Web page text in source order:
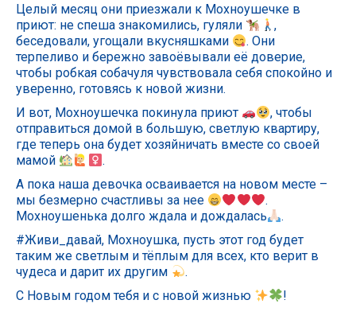
Целый месяц они приезжали к Мохноушечке в
приют: не спеша знакомились, гуляли
,
беседовали, угощали вкусняшками
. Они
терпеливо и бережно завоёвывали её доверие,
чтобы робкая собачуля чувствовала себя спокойно и
уверенно, готовясь к новой жизни.
И вот, Мохноушечка покинула приют
, чтобы
отправиться домой в большую, светлую квартиру,
где теперь она будет хозяйничать вместе со своей
мамой
.
А пока наша девочка осваивается на новом месте –
мы безмерно счастливы за нее
.
Мохноушенька долго ждала и дождалась
.
#Живи_давай, Мохноушка, пусть этот год будет
таким же светлым и тёплым для всех, кто верит в
чудеса и дарит их другим
.
С Новым годом тебя и с новой жизнью
!